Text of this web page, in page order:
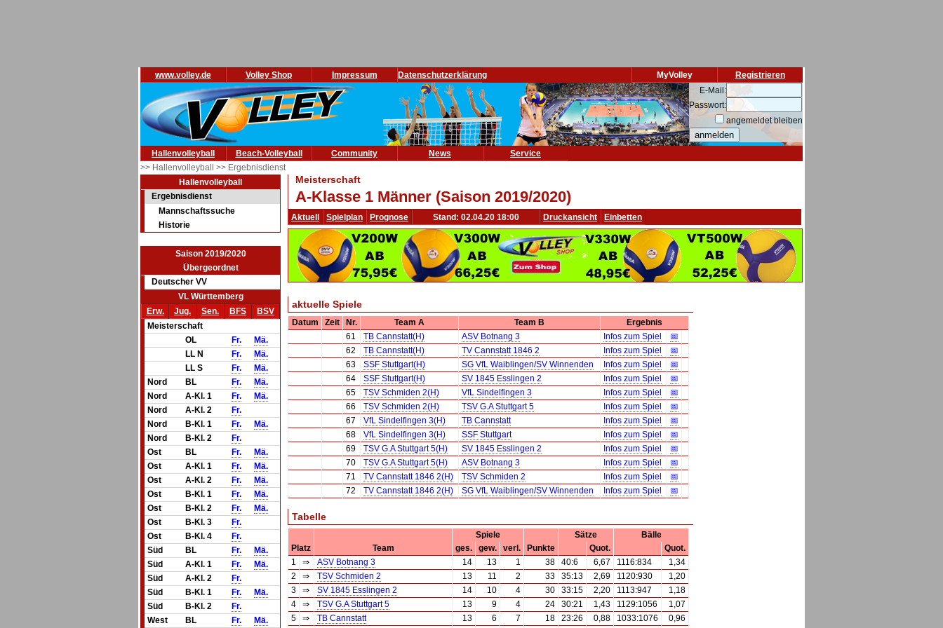
www.volley.de Volley Shop Impressum Datenschutzerklärung Registrieren
MyVolley
E-Mail:
Passwort:
angemeldet bleiben
Hallenvolleyball Beach-Volleyball Community News
Service
>> Hallenvolleyball >> Ergebnisdienst
Hallenvolleyball
Ergebnisdienst
Mannschaftssuche
Historie
Saison 2019/2020
Übergeordnet
Deutscher VV
VL Württemberg
Erw.
Jug. Sen. BFS
BSV
Meisterschaft
OL
Fr.
Mä.
LL N
Fr.
Mä.
LL S
Fr.
Mä.
Nord
BL Fr.
Mä.
Nord
A-Kl. 1 Fr.
Mä.
Nord
A-Kl. 2
Fr.
Nord
B-Kl. 1 Fr.
Mä.
Nord
B-Kl. 2
Fr.
Ost
BL Fr.
Mä.
Ost
A-Kl. 1 Fr.
Mä.
Ost
A-Kl. 2 Fr.
Mä.
Ost
B-Kl. 1 Fr.
Mä.
Ost
B-Kl. 2 Fr.
Mä.
Ost
B-Kl. 3
Fr.
Ost
B-Kl. 4
Fr.
Süd
BL Fr.
Mä.
Süd
A-Kl. 1 Fr.
Mä.
Süd
A-Kl. 2
Fr.
Süd
B-Kl. 1 Fr.
Mä.
Süd
B-Kl. 2
Fr.
West
BL Fr. Mä.
Meisterschaft
A-Klasse 1 Männer (Saison 2019/2020)
Aktuell Spielplan Prognose Stand: 02.04.20 18:00 Druckansicht Einbetten
aktuelle Spiele
Datum Zeit Nr. Team A Team B
Ergebnis
61
TB Cannstatt(H) ASV Botnang 3 Infos zum Spiel
📅
62
TB Cannstatt(H) TV Cannstatt 1846 2 Infos zum Spiel
📅
63
SSF Stuttgart(H) SG VfL Waiblingen/SV Winnenden Infos zum Spiel
📅
64
SSF Stuttgart(H) SV 1845 Esslingen 2 Infos zum Spiel
📅
65
TSV Schmiden 2(H) VfL Sindelfingen 3 Infos zum Spiel
📅
66
TSV Schmiden 2(H) TSV G.A Stuttgart 5 Infos zum Spiel
📅
67
VfL Sindelfingen 3(H) TB Cannstatt Infos zum Spiel
📅
68
VfL Sindelfingen 3(H) SSF Stuttgart Infos zum Spiel
📅
69
TSV G.A Stuttgart 5(H) SV 1845 Esslingen 2 Infos zum Spiel
📅
70
TSV G.A Stuttgart 5(H) ASV Botnang 3 Infos zum Spiel
📅
71
TV Cannstatt 1846 2(H) TSV Schmiden 2 Infos zum Spiel
📅
72
TV Cannstatt 1846 2(H) SG VfL Waiblingen/SV Winnenden Infos zum Spiel 📅
Tabelle
Spiele Sätze
Bälle
Platz
Team ges. gew. verl. Punkte Quot.
Quot.
1
⇒ ASV Botnang 3 14 13 1 38 40:6 6,67 1116:834
1,34
2
⇒ TSV Schmiden 2 13 11 2 33 35:13 2,69 1120:930
1,20
3
⇒ SV 1845 Esslingen 2 14 10 4 30 33:15 2,20 1113:947
1,18
4
⇒ TSV G.A Stuttgart 5 13 9 4 24 30:21 1,43 1129:1056
1,07
5
⇒ TB Cannstatt 13 6 7 18 23:26 0,88 1033:1076
0,96